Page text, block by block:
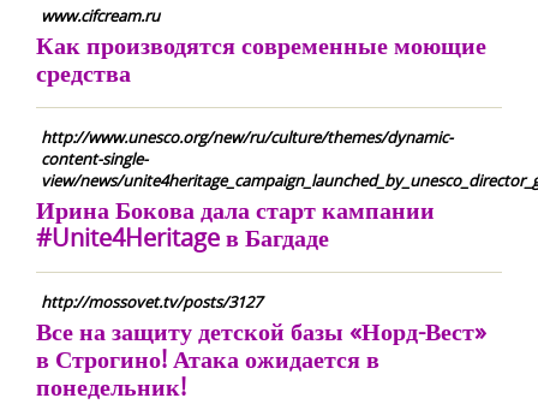
www.cifcream.ru
Как производятся современные моющие
средства
http://www.unesco.org/new/ru/culture/themes/dynamic-
content-single-
view/news/
Ирина Бокова дала старт кампании
#Unite4Heritage в Багдаде
http://mossovet.tv/posts/3127
Все на защиту детской базы «Норд-Вест»
в Строгино! Атака ожидается в
понедельник!